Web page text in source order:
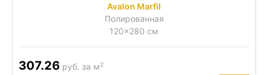
Avalon Marfil
Полированная
120x280 см
307.26 руб. за м2